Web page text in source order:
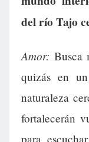
del río Tajo
Amor: Busca
quizás en
naturaleza
fortalecerán
para